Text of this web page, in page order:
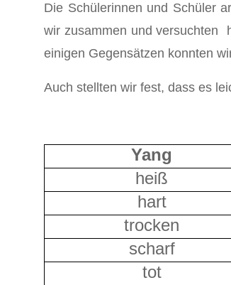
Die Schülerinnen und Schüler
wir zusammen und versuchten
einigen Gegensätzen konnten
Auch stellten wir fest, dass es
Yang
heiß
hart
trocken
scharf
tot